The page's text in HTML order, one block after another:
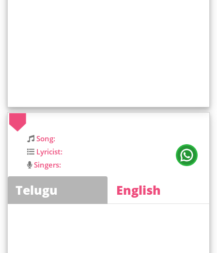
Song:
Lyricist:
Singers:
Telugu English